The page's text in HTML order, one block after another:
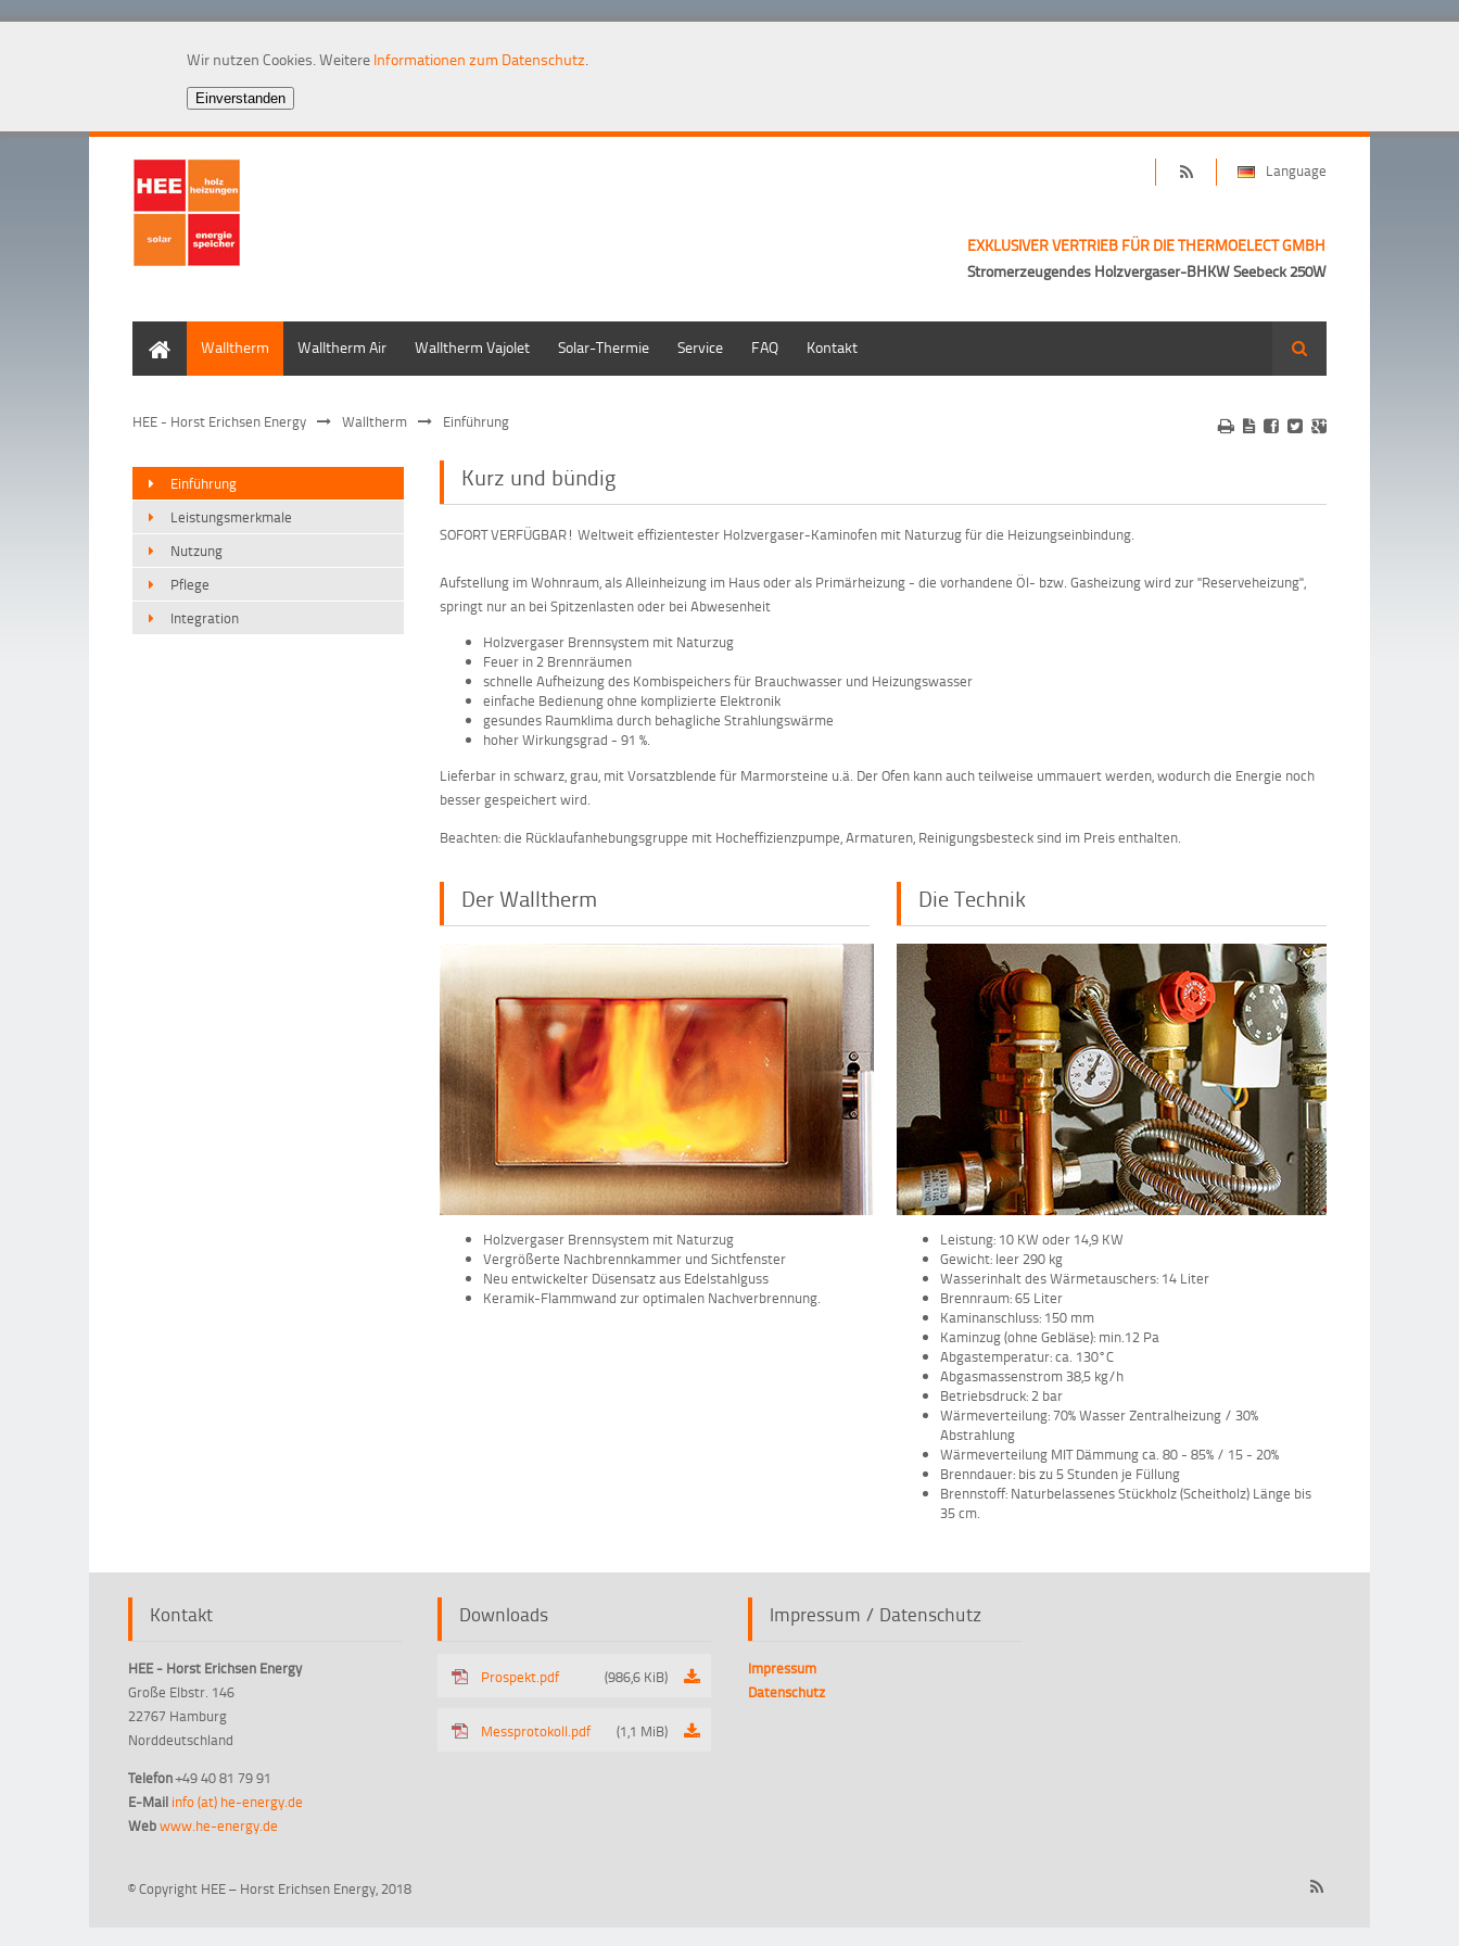
Wir nutzen Cookies. Weitere Informationen zum Datenschutz.
Language
EXKLUSIVER VERTRIEB FÜR DIE THERMOELECT GMBH
Stromerzeugendes Holzvergaser-BHKW Seebeck 250W
Walltherm Walltherm Air Walltherm Vajolet Solar-Thermie Service FAQ Kontakt Suche
HEE - Horst Erichsen Energy Walltherm Einführung
Kurz und bündig
SOFORT VERFÜGBAR! Weltweit effizientester Holzvergaser-Kaminofen mit Naturzug für die Heizungseinbindung.
Aufstellung im Wohnraum, als Alleinheizung im Haus oder als Primärheizung - die vorhandene Öl- bzw. Gasheizung wird zur "Reserveheizung",
springt nur an bei Spitzenlasten oder bei Abwesenheit
Holzvergaser Brennsystem mit Naturzug
Feuer in 2 Brennräumen
schnelle Aufheizung des Kombispeichers für Brauchwasser und Heizungswasser
einfache Bedienung ohne komplizierte Elektronik
gesundes Raumklima durch behagliche Strahlungswärme
hoher Wirkungsgrad - 91 %.
Lieferbar in schwarz, grau, mit Vorsatzblende für Marmorsteine u.ä. Der Ofen kann auch teilweise ummauert werden, wodurch die Energie noch
besser gespeichert wird.
Beachten: die Rücklaufanhebungsgruppe mit Hocheffizienzpumpe, Armaturen, Reinigungsbesteck sind im Preis enthalten.
Der Walltherm
Holzvergaser Brennsystem mit Naturzug
Vergrößerte Nachbrennkammer und Sichtfenster
Neu entwickelter Düsensatz aus Edelstahlguss
Keramik-Flammwand zur optimalen Nachverbrennung.
Die Technik
Leistung: 10 KW oder 14,9 KW
Gewicht: leer 290 kg
Wasserinhalt des Wärmetauschers: 14 Liter
Brennraum: 65 Liter
Kaminanschluss: 150 mm
Kaminzug (ohne Gebläse): min.12 Pa
Abgastemperatur: ca. 130°C
Abgasmassenstrom 38,5 kg/h
Betriebsdruck: 2 bar
Wärmeverteilung: 70% Wasser Zentralheizung / 30%
Abstrahlung
Wärmeverteilung MIT Dämmung ca. 80 - 85% / 15 - 20%
Brenndauer: bis zu 5 Stunden je Füllung
Brennstoff: Naturbelassenes Stückholz (Scheitholz) Länge bis
35 cm.
Einführung
Leistungsmerkmale
Nutzung
Pflege
Integration
Kontakt
HEE - Horst Erichsen Energy
Große Elbstr. 146
22767 Hamburg
Norddeutschland
Telefon+49 40 81 79 91
E-Mail info (at) he-energy.de
Webwww.he-energy.de
Downloads
Prospekt.pdf (986,6 KiB)
Messprotokoll.pdf (1,1 MiB)
Impressum / Datenschutz
Impressum
Datenschutz
© Copyright HEE – Horst Erichsen Energy, 2018